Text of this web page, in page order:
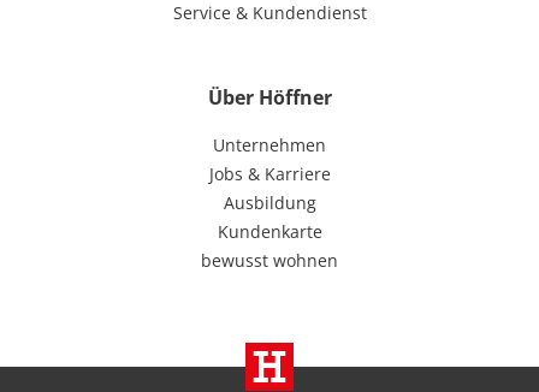
Service & Kundendienst
Über Höffner
Unternehmen
Jobs & Karriere
Ausbildung
Kundenkarte
bewusst wohnen